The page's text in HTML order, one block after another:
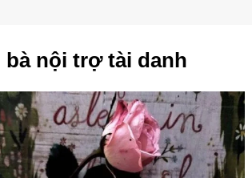
bà nội trợ tài danh